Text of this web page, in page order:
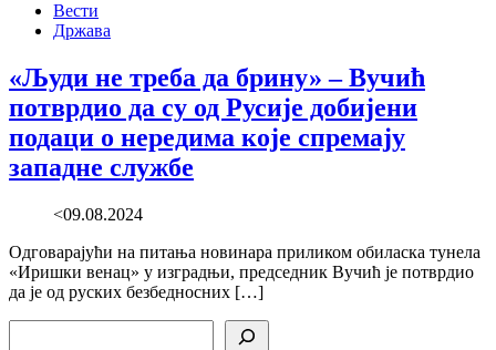
Вести
Држава
«Људи не треба да брину» – Вучић
потврдио да су од Русије добијени
подаци о нередима које спремају
западне службе
<09.08.2024
Одговарајући на питања новинара приликом обиласка тунела
«Иришки венац» у изградњи, председник Вучић је потврдио
да је од руских безбедносних […]